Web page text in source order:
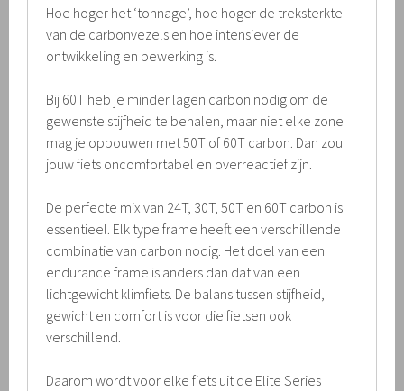
Hoe hoger het ‘tonnage’, hoe hoger de treksterkte
van de carbonvezels en hoe intensiever de
ontwikkeling en bewerking is.
Bij 60T heb je minder lagen carbon nodig om de
gewenste stijfheid te behalen, maar niet elke zone
mag je opbouwen met 50T of 60T carbon. Dan zou
jouw fiets oncomfortabel en overreactief zijn.
De perfecte mix van 24T, 30T, 50T en 60T carbon is
essentieel. Elk type frame heeft een verschillende
combinatie van carbon nodig. Het doel van een
endurance frame is anders dan dat van een
lichtgewicht klimfiets. De balans tussen stijfheid,
gewicht en comfort is voor die fietsen ook
verschillend.
Daarom wordt voor elke fiets uit de Elite Series